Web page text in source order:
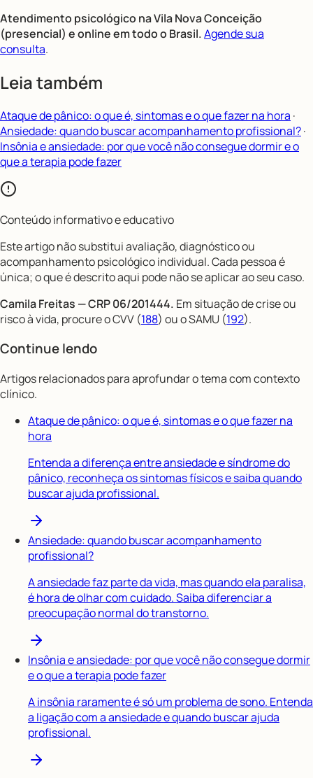
Atendimento psicológico na Vila Nova Conceição
(presencial) e online em todo o Brasil.Agende sua
consulta.
Leia também
Ataque de pânico: o que é, sintomas e o que fazer na hora ·
Ansiedade: quando buscar acompanhamento profissional?·
Insônia e ansiedade: por que você não consegue dormir e o
que a terapia pode fazer
Conteúdo informativo e educativo
Este artigo não substitui avaliação, diagnóstico ou
acompanhamento psicológico individual. Cada pessoa é
única; o que é descrito aqui pode não se aplicar ao seu caso.
Camila Freitas — CRP 06/201444. Em situação de crise ou
risco à vida, procure o CVV (188) ou o SAMU (192).
Continue lendo
Artigos relacionados para aprofundar o tema com contexto
clínico.
Ataque de pânico: o que é, sintomas e o que fazer na
hora
Entenda a diferença entre ansiedade e síndrome do
pânico, reconheça os sintomas físicos e saiba quando
buscar ajuda profissional.
Ansiedade: quando buscar acompanhamento
profissional?
A ansiedade faz parte da vida, mas quando ela paralisa,
é hora de olhar com cuidado. Saiba diferenciar a
preocupação normal do transtorno.
Insônia e ansiedade: por que você não consegue dormir
e o que a terapia pode fazer
A insônia raramente é só um problema de sono. Entenda
a ligação com a ansiedade e quando buscar ajuda
profissional.